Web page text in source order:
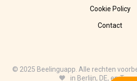
Cookie Policy
Contact
© 2025 Beelinguapp. Alle rechten
🧡 in Berlijn, DE, en